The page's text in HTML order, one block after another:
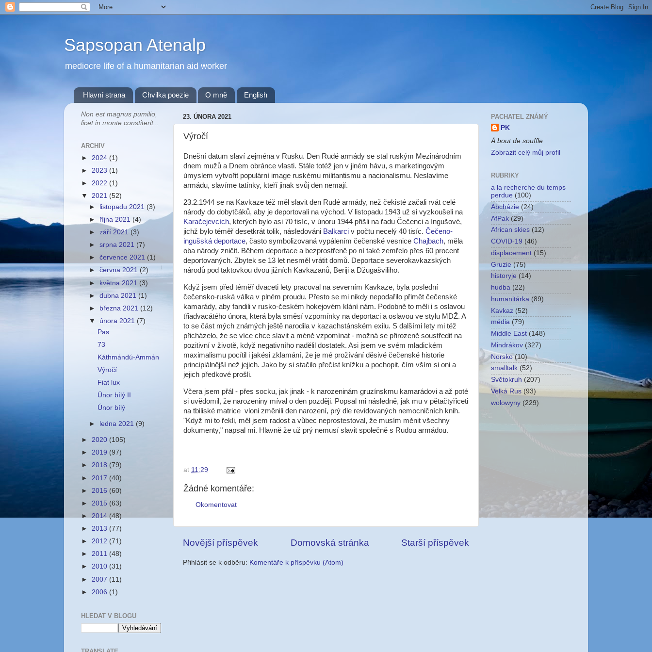
Sapsopan Atenalp
mediocre life of a humanitarian aid worker
Hlavní strana Chvilka poezie O mně English
23. ÚNORA 2021
Výročí
Dnešní datum slaví zejména v Rusku. Den Rudé armády se stal ruským Mezinárodním
dnem mužů a Dnem obránce vlasti. Stále totéž jen v jiném hávu, s marketingovým
úmyslem vytvořit populární image ruskému militantismu a nacionalismu. Neslavíme
armádu, slavíme tatínky, kteří jinak svůj den nemají.
23.2.1944 se na Kavkaze též měl slavit den Rudé armády, než čekisté začali rvát celé
národy do dobytčáků, aby je deportovali na východ. V listopadu 1943 už si vyzkoušeli na
Karačejevcích, kterých bylo asi 70 tisíc, v únoru 1944 přišli na řadu Čečenci a Ingušové,
jichž bylo téměř desetkrát tolik, následováni Balkarci v počtu necelý 40 tisíc. Čečeno-
ingušská deportace, často symbolizovaná vypálením čečenské vesnice Chajbach, měla
oba národy zničit. Během deportace a bezprostřeně po ní také zemřelo přes 60 procent
deportovaných. Zbytek se 13 let nesměl vrátit domů. Deportace severokavkazských
národů pod taktovkou dvou jižních Kavkazanů, Beriji a Džugašviliho.
Když jsem před téměř dvaceti lety pracoval na severním Kavkaze, byla poslední
čečensko-ruská válka v plném proudu. Přesto se mi nikdy nepodařilo přimět čečenské
kamarády, aby fandili v rusko-českém hokejovém klání nám. Podobně to měli i s oslavou
třiadvacátého února, která byla směsí vzpomínky na deportaci a oslavou ve stylu MDŽ. A
to se část mých známých ještě narodila v kazachstánském exilu. S dalšími lety mi též
přicházelo, že se více chce slavit a méně vzpomínat - možná se přirozeně soustředit na
pozitivní v životě, když negativního nadělil dostatek. Asi jsem ve svém mladickém
maximalismu pocítil i jakési zklamání, že je mé prožívání děsivé čečenské historie
principiálnější než jejich. Jako by si stačilo přečíst knížku a pochopit, čím vším si oni a
jejich předkové prošli.
Včera jsem přál - přes socku, jak jinak - k narozeninám gruzínskmu kamarádovi a až poté
si uvědomil, že narozeniny míval o den později. Popsal mi následně, jak mu v pětačtyřiceti
na tbiliské matrice vloni změnili den narození, prý dle revidovaných nemocničních knih.
"Když mi to řekli, měl jsem radost a vůbec neprostestoval, že musím měnit všechny
dokumenty," napsal mi. Hlavně že už prý nemusí slavit společně s Rudou armádou.
at 11:29
Žádné komentáře:
Okomentovat
Novější příspěvek Starší příspěvek
Domovská stránka
Přihlásit se k odběru: Komentáře k příspěvku (Atom)
Non est magnus pumilio,
licet in monte constiterit...
ARCHIV
► 2024 (1)
► 2023 (1)
► 2022 (1)
▼ 2021 (52)
►
listopadu 2021(3)
►října 2021(4)
►září 2021 (3)
►srpna 2021 (7)
►července 2021 (1)
►června 2021(2)
► května 2021 (3)
►dubna 2021 (1)
►
března 2021 (12)
▼ února 2021 (7)
Pas
73
Káthmándú-Ammán
Výročí
Fiat lux
Únor bílý II
Únor bílý
► ledna 2021 (9)
► 2020 (105)
► 2019 (97)
► 2018 (79)
► 2017 (40)
► 2016 (60)
► 2015 (63)
► 2014 (48)
► 2013 (77)
► 2012 (71)
► 2011 (48)
► 2010 (31)
► 2007 (11)
► 2006 (1)
HLEDAT V BLOGU
PACHATEL ZNÁMÝ
PK
À bout de souffle
Zobrazit celý můj profil
RUBRIKY
a la recherche du temps
perdue (100)
Abcházie (24)
AfPak (29)
African skies (12)
COVID-19 (46)
displacement (15)
Gruzie (75)
historyje (14)
hudba (22)
humanitárka (89)
Kavkaz (52)
média (79)
Middle East (148)
Mindrákov (327)
Norsko (10)
smalltalk (52)
Světokruh (207)
Velká Rus (93)
wolowyny (229)